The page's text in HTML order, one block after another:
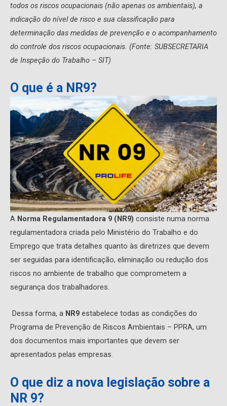
todos os riscos ocupacionais (não apenas os ambientais), a
indicação do nível de risco e sua classificação para
determinação das medidas de prevenção e o acompanhamento
do controle dos riscos ocupacionais. (Fonte: SUBSECRETARIA
de Inspeção do Trabalho – SIT)
O que é a NR9?
A Norma Regulamentadora 9 (NR9) consiste numa norma
regulamentadora criada pelo Ministério do Trabalho e do
Emprego que trata detalhes quanto às diretrizes que devem
ser seguidas para identificação, eliminação ou redução dos
riscos no ambiente de trabalho que comprometem a
segurança dos trabalhadores.
Dessa forma, a NR9 estabelece todas as condições do
Programa de Prevenção de Riscos Ambientais – PPRA, um
dos documentos mais importantes que devem ser
apresentados pelas empresas.
O que diz a nova legislação sobre a
NR 9?